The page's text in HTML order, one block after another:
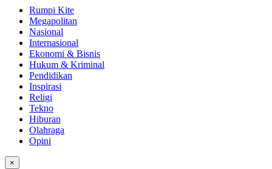
Rumpi Kite
Megapolitan
Nasional
Internasional
Ekonomi & Bisnis
Hukum & Kriminal
Pendidikan
Inspirasi
Religi
Tekno
Hiburan
Olahraga
Opini
×